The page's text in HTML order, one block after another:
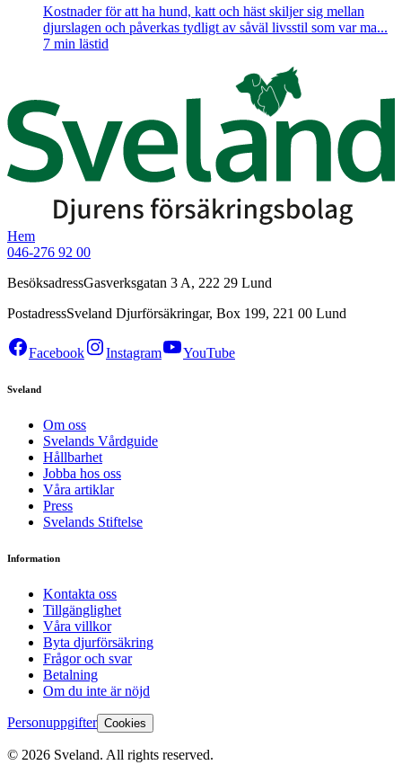
Kostnader för att ha hund, katt och häst skiljer sig mellan
djurslagen och påverkas tydligt av såväl livsstil som var ma...
7 min lästid
Hem
046-276 92 00
BesöksadressGasverksgatan 3 A, 222 29 Lund
PostadressSveland Djurförsäkringar, Box 199, 221 00 Lund
Facebook Instagram YouTube
Sveland
Om oss
Svelands Vårdguide
Hållbarhet
Jobba hos oss
Våra artiklar
Press
Svelands Stiftelse
Information
Kontakta oss
Tillgänglighet
Våra villkor
Byta djurförsäkring
Frågor och svar
Betalning
Om du inte är nöjd
Personuppgifter Cookies
© 2026 Sveland. All rights reserved.